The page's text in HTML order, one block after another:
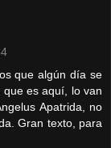
que algún día se
es aquí, lo van
Apatrida, no
Gran texto, para